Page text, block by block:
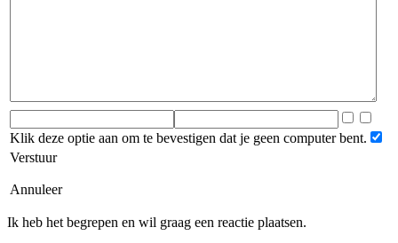
Klik deze optie aan om te bevestigen dat je geen computer bent.
Verstuur
Annuleer
Ik heb het begrepen en wil graag een reactie plaatsen.